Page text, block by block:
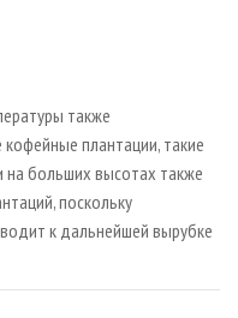
также
плантации, такие
на больших высотах также
поскольку
к дальнейшей вырубке